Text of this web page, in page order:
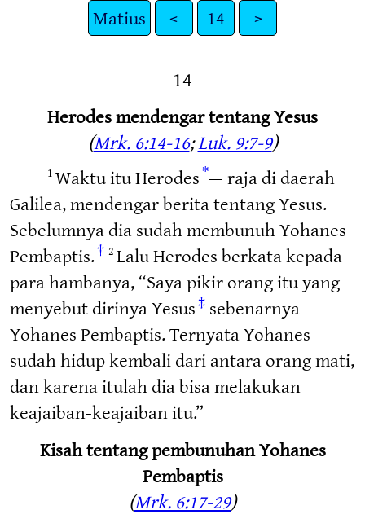
Matius < 14 >
14
Herodes mendengar tentang Yesus
(Mrk. 6:14-16;Luk. 9:7-9)
1 Waktu itu Herodes*— raja di daerah
Galilea, mendengar berita tentang Yesus.
Sebelumnya dia sudah membunuh Yohanes
Pembaptis.† 2 Lalu Herodes berkata kepada
para hambanya, “Saya pikir orang itu yang
menyebut dirinya Yesus‡sebenarnya
Yohanes Pembaptis. Ternyata Yohanes
sudah hidup kembali dari antara orang mati,
dan karena itulah dia bisa melakukan
keajaiban-keajaiban itu.”
Kisah tentang pembunuhan Yohanes
Pembaptis
(Mrk. 6:17-29)